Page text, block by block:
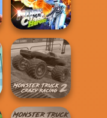
Funny Shooter
Moon Clash
Heroes